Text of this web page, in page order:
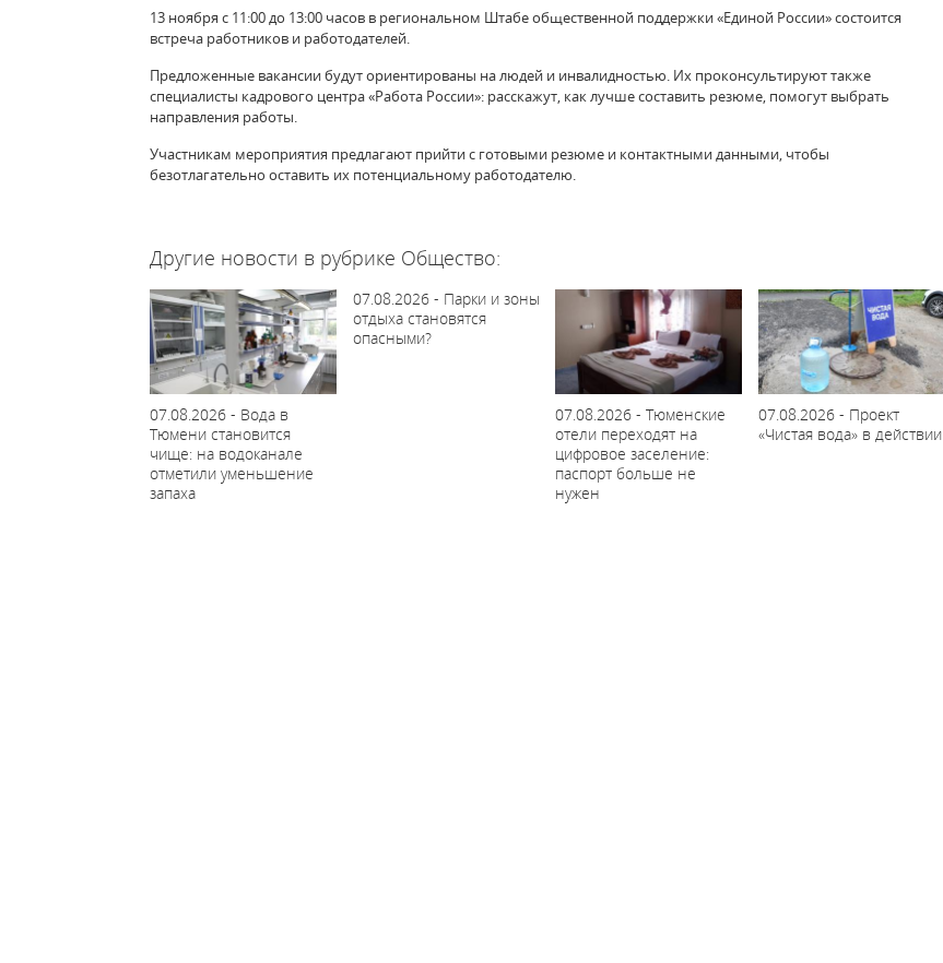
13 ноября с 11:00 до 13:00 часов в региональном Штабе общественной поддержки «Единой России» состоится
встреча работников и работодателей.
Предложенные вакансии будут ориентированы на людей и инвалидностью. Их проконсультируют также
специалисты кадрового центра «Работа России»: расскажут, как лучше составить резюме, помогут выбрать
направления работы.
Участникам мероприятия предлагают прийти с готовыми резюме и контактными данными, чтобы
безотлагательно оставить их потенциальному работодателю.
Другие новости в рубрике Общество:
07.08.2026 - Вода в
Тюмени становится
чище: на водоканале
отметили уменьшение
запаха
07.08.2026 - Парки и зоны
отдыха становятся
опасными?
07.08.2026 - Тюменские
отели переходят на
цифровое заселение:
паспорт больше не
нужен
07.08.2026 - Проект
«Чистая вода» в действии